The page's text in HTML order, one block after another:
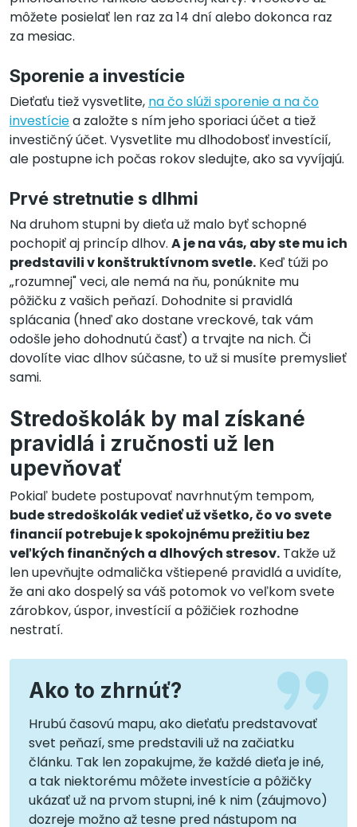
môžete posielať len raz za 14 dní alebo dokonca raz
za mesiac.
Sporenie a investície
Dieťaťu tiež vysvetlite, na čo slúži sporenie a na čo
investíciea založte s ním jeho sporiaci účet a tiež
investičný účet. Vysvetlite mu dlhodobosť investícií,
ale postupne ich počas rokov sledujte, ako sa vyvíjajú.
Prvé stretnutie s dlhmi
Na druhom stupni by dieťa už malo byť schopné
pochopiť aj princíp dlhov. A je na vás, aby ste mu ich
predstavili v konštruktívnom svetle. Keď túži po
„rozumnej" veci, ale nemá na ňu, ponúknite mu
pôžičku z vašich peňazí. Dohodnite si pravidlá
splácania (hneď ako dostane vreckové, tak vám
odošle jeho dohodnutú časť) a trvajte na nich. Či
dovolíte viac dlhov súčasne, to už si musíte premyslieť
sami.
Stredoškolák by mal získané
pravidlá i zručnosti už len
upevňovať
Pokiaľ budete postupovať navrhnutým tempom,
bude stredoškolák vedieť už všetko, čo vo svete
financií potrebuje k spokojnému prežitiu bez
veľkých finančných a dlhových stresov. Takže už
len upevňujte odmalička vštiepené pravidlá a uvidíte,
že ani ako dospelý sa váš potomok vo veľkom svete
zárobkov, úspor, investícií a pôžičiek rozhodne
nestratí.
Ako to zhrnúť?
Hrubú časovú mapu, ako dieťaťu predstavovať
svet peňazí, sme predstavili už na začiatku
článku. Tak len zopakujme, že každé dieťa je iné,
a tak niektorému môžete investície a pôžičky
ukázať už na prvom stupni, iné k nim (záujmovo)
dozreje možno až tesne pred nástupom na